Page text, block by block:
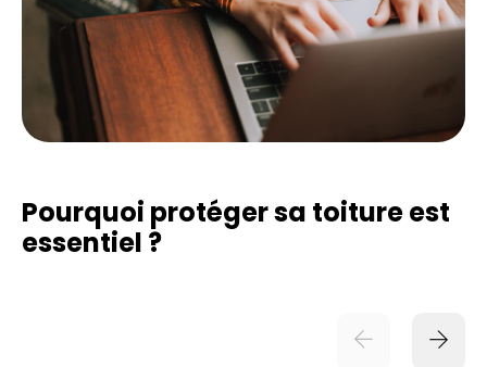
Pourquoi protéger sa toiture est
essentiel ?